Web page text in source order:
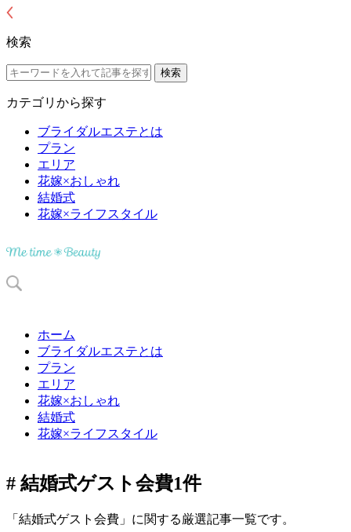
検索
カテゴリから探す
ブライダルエステとは
プラン
エリア
花嫁×おしゃれ
結婚式
花嫁×ライフスタイル
ホーム
ブライダルエステとは
プラン
エリア
花嫁×おしゃれ
結婚式
花嫁×ライフスタイル
# 結婚式ゲスト会費1件
「結婚式ゲスト会費」に関する厳選記事一覧です。